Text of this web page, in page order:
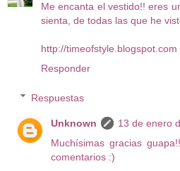
Me encanta el vestido!! eres
sienta, de todas las que he
http://timeofstyle.blogspot.com
Responder
Respuestas
Unknown
13 de enero
Muchísimas gracias
comentarios :)